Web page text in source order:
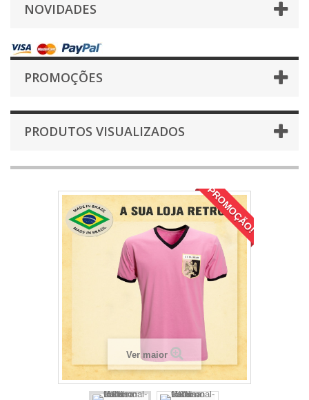
NOVIDADES
PROMOÇÕES
PRODUTOS VISUALIZADOS
PROMOÇÃO!
Ver maior